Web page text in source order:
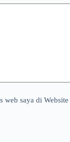
web saya di